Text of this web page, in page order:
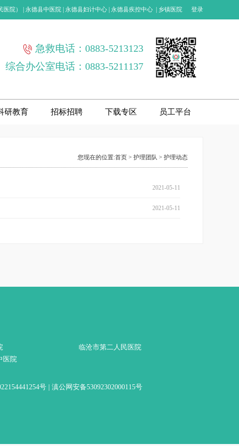
院） 永德县中医院 永德县妇计中心 永德县疾控中心 乡镇医院 登录
急救电话：0883-5213123
综合办公室电话：0883-5211137
研教育 招标招聘 下载专区 员工平台
您现在的位置:首页 > 护理团队 > 护理动态
2021-05-11
2021-05-11
临沧市第二人民医院
医院
号 | 滇公网安备53092302000115号